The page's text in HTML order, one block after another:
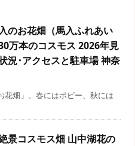
のお花畑（馬入ふれあい
万本のコスモス 2026年見
況･アクセスと駐車場 神奈
花畑」。春にはポピー、秋には
景コスモス畑 山中湖花の